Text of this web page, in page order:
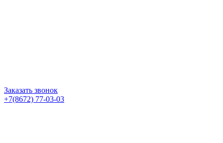
Заказать звонок
+7(8672) 77-03-03